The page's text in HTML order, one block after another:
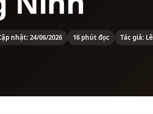
nhật: 24/06/2026 16 phút đọc Tác giả: